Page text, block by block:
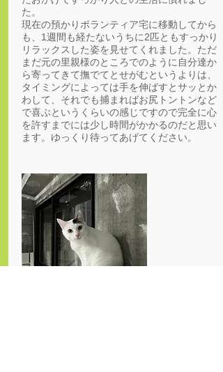
た。
現在の預かりボランティア宅に移動してから
も、1週間も経たないうちに2匹ともすっかり
リラックスした姿を見せてくれました。ただ
まだ元の里親様のところでのように自分達か
ら寄ってきて撫でてとせがむというよりは、
タイミングによっては手を伸ばすとサッとか
わして、それでも捕まればお尻トントンなど
で喜ぶというくらいの感じですので完全に心
を許すまでには少し時間がかかるのだと思い
ます。ゆっくり待ってあげてください。